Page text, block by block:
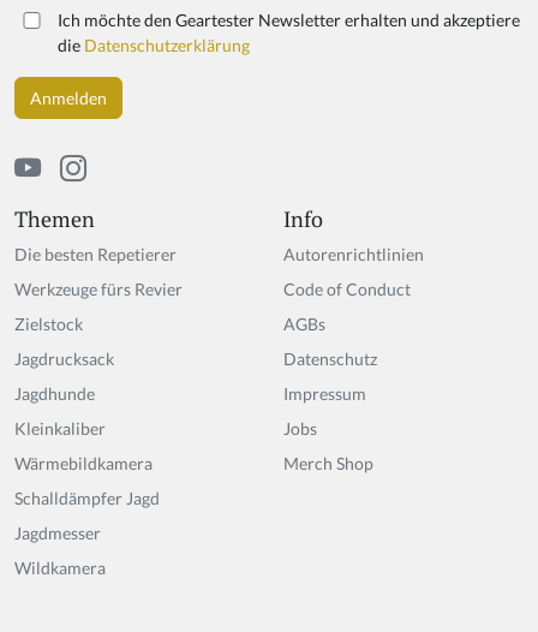
Themen
Die besten Repetierer
Werkzeuge fürs Revier
Zielstock
Jagdrucksack
Jagdhunde
Kleinkaliber
Wärmebildkamera
Schalldämpfer Jagd
Jagdmesser
Wildkamera
Info
Autorenrichtlinien
Code of Conduct
AGBs
Datenschutz
Impressum
Jobs
Merch Shop
Ich möchte den Geartester Newsletter erhalten und akzeptiere
die Datenschutzerklärung